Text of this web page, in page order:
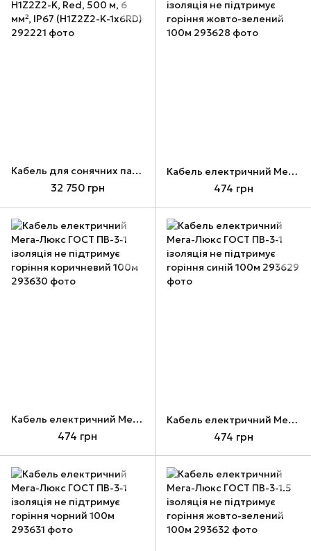
Кабель для сонячних панелей Одескабель H1Z2Z2-K, Red, 500 м, 6 мм², IP67 (H1Z2Z2-K-1х6RD)
32 750 грн
Кабель електричний Мега-Люкс ГОСТ ПВ-3-1 ізоляція не підтримує горіння жовто-зелений 100м
474 грн
Кабель електричний Мега-Люкс ГОСТ ПВ-3-1 ізоляція не підтримує горіння коричневий 100м
474 грн
Кабель електричний Мега-Люкс ГОСТ ПВ-3-1 ізоляція не підтримує горіння синій 100м
474 грн